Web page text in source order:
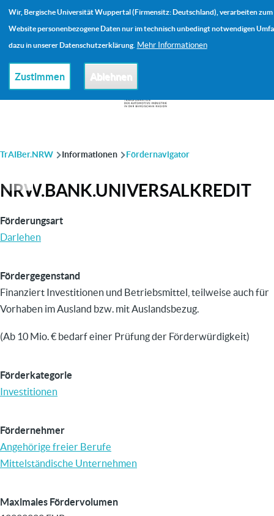
Wir, Bergische Universität Wuppertal (Firmensitz: Deutschland), verarbeiten zum
Website personenbezogene Daten nur im technisch unbedingt notwendigen
dazu in unserer Datenschutzerklärung. Mehr Informationen
Zustimmen Ablehnen
Direkt zum Inhalt
PFADNAVIGATION
TrAIBer.NRW Informationen Fördernavigator
NRW.BANK.UNIVERSALKREDIT
Förderungsart
Darlehen
Fördergegenstand
Finanziert Investitionen und Betriebsmittel, teilweise auch für
Vorhaben im Ausland bzw. mit Auslandsbezug.
(Ab 10 Mio. € bedarf einer Prüfung der Förderwürdigkeit)
Förderkategorie
Investitionen
Fördernehmer
Angehörige freier Berufe
Mittelständische Unternehmen
Maximales Fördervolumen